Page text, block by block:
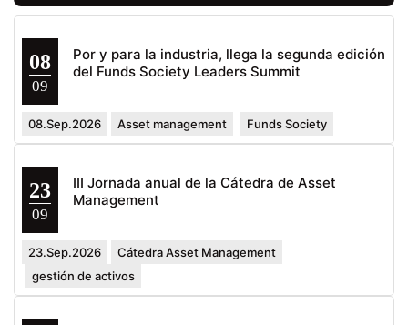
08
09
Por y para la industria, llega la segunda edición
del Funds Society Leaders Summit
08.Sep.2026 Asset management Funds Society
23
09
III Jornada anual de la Cátedra de Asset
Management
23.Sep.2026
Cátedra Asset Management
gestión de activos